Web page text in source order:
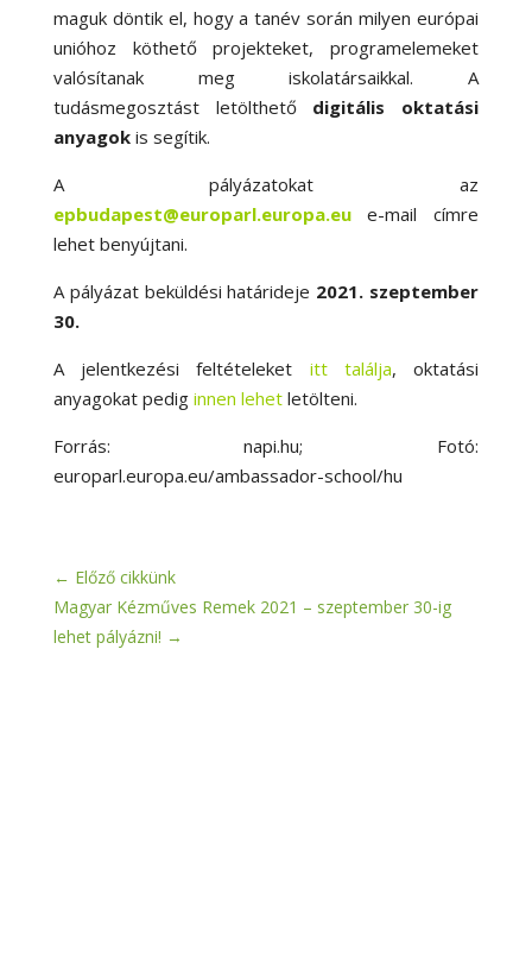
maguk döntik el, hogy a tanév során milyen európai
unióhoz köthető projekteket, programelemeket
valósítanak meg iskolatársaikkal. A
tudásmegosztást letölthetődigitális oktatási
anyagokis segítik.
A pályázatokat az
epbudapest@europarl.europa.eue-mail címre
lehet benyújtani.
A pályázat beküldési határideje 2021. szeptember
30.
A jelentkezési feltételeket itt találja, oktatási
anyagokat pedig innen lehetletölteni.
Forrás: napi.hu; Fotó:
europarl.europa.eu/ambassador-school/hu
← Előző cikkünk
Magyar Kézműves Remek 2021 – szeptember 30-ig
lehet pályázni! →